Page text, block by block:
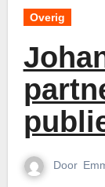
Overig
Door